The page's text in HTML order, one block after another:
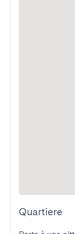
Quartiere